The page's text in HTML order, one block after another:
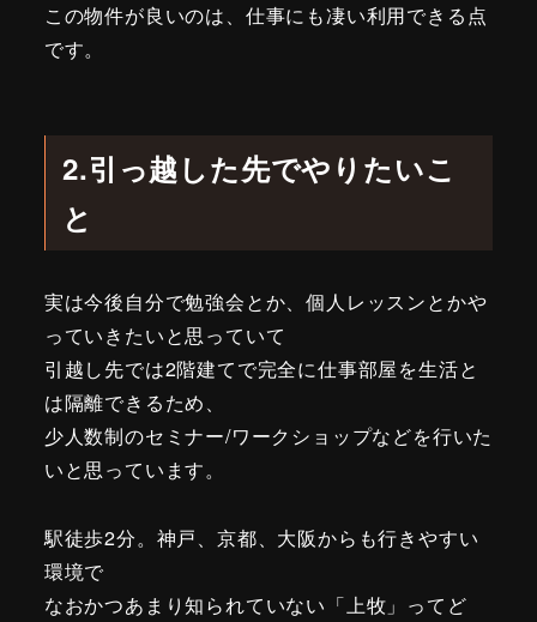
この物件が良いのは、仕事にも凄い利用できる点
です。
2.引っ越した先でやりたいこ
と
実は今後自分で勉強会とか、個人レッスンとかや
っていきたいと思っていて
引越し先では2階建てで完全に仕事部屋を生活と
は隔離できるため、
少人数制のセミナー/ワークショップなどを行いた
いと思っています。
駅徒歩2分。神戸、京都、大阪からも行きやすい
環境で
なおかつあまり知られていない「上牧」ってど